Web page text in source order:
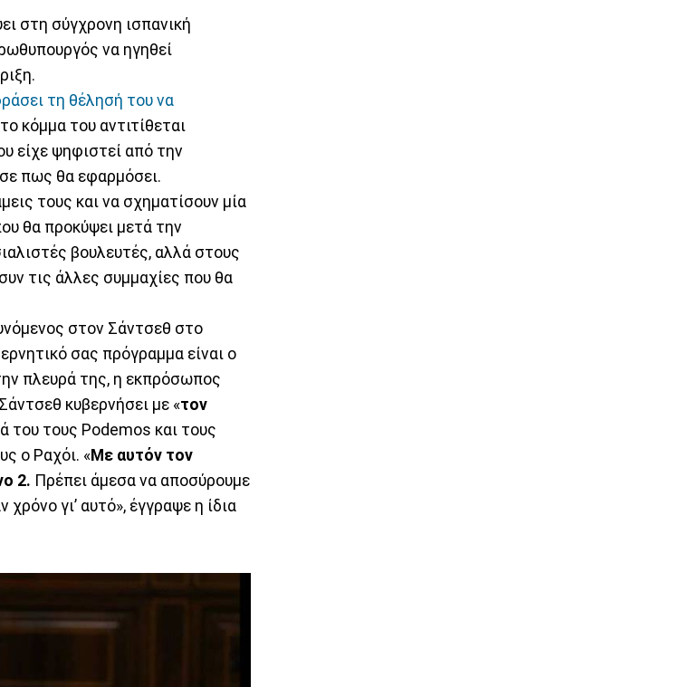
στη σύγχρονη ισπανική
να ηγηθεί
τη θέλησή του να
κόμμα του αντιτίθεται
είχε ψηφιστεί από την
πως θα εφαρμόσει.
τους και να σχηματίσουν μία
θα προκύψει μετά την
βουλευτές, αλλά στους
τις άλλες συμμαχίες που θα
στον Σάντσεθ στο
σας πρόγραμμα είναι ο
πλευρά της, η εκπρόσωπος
κυβερνήσει με «τον
του τους Podemos και τους
ο Ραχόι. «Με αυτόν τον
2. Πρέπει άμεσα να αποσύρουμε
γι’ αυτό», έγγραψε η ίδια